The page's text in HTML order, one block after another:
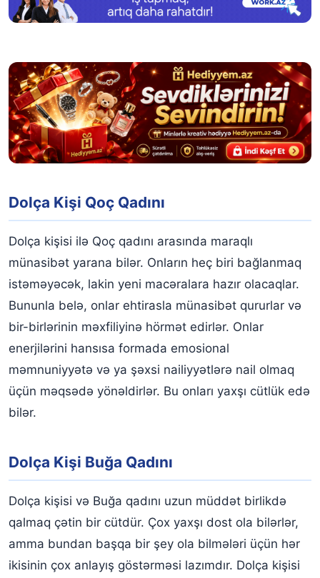
Dolça Kişi Qoç Qadını
Dolça kişisi ilə Qoç qadını arasında maraqlı
münasibət yarana bilər. Onların heç biri bağlanmaq
istəməyəcək, lakin yeni macəralara hazır olacaqlar.
Bununla belə, onlar ehtirasla münasibət qururlar və
bir-birlərinin məxfiliyinə hörmət edirlər. Onlar
enerjilərini hansısa formada emosional
məmnuniyyətə və ya şəxsi nailiyyətlərə nail olmaq
üçün məqsədə yönəldirlər. Bu onları yaxşı cütlük edə
bilər.
Dolça Kişi Buğa Qadını
Dolça kişisi və Buğa qadını uzun müddət birlikdə
qalmaq çətin bir cütdür. Çox yaxşı dost ola bilərlər,
amma bundan başqa bir şey ola bilmələri üçün hər
ikisinin çox anlayış göstərməsi lazımdır. Dolça kişisi